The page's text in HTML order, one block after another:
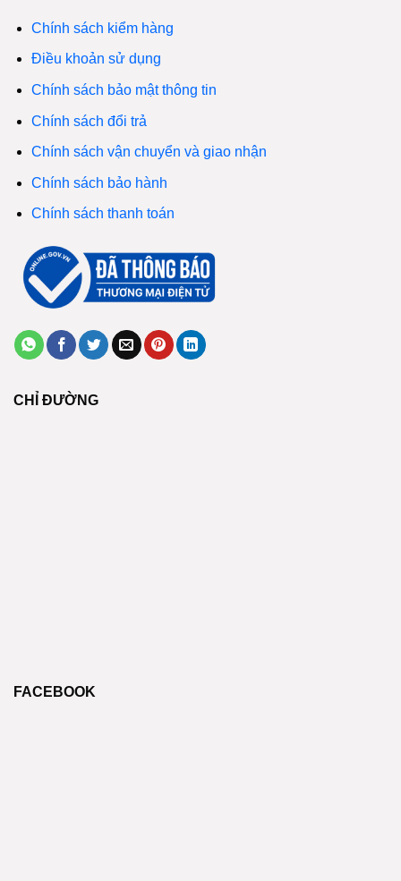
Chính sách kiểm hàng
Điều khoản sử dụng
Chính sách bảo mật thông tin
Chính sách đổi trả
Chính sách vận chuyển và giao nhận
Chính sách bảo hành
Chính sách thanh toán
CHỈ ĐƯỜNG
FACEBOOK